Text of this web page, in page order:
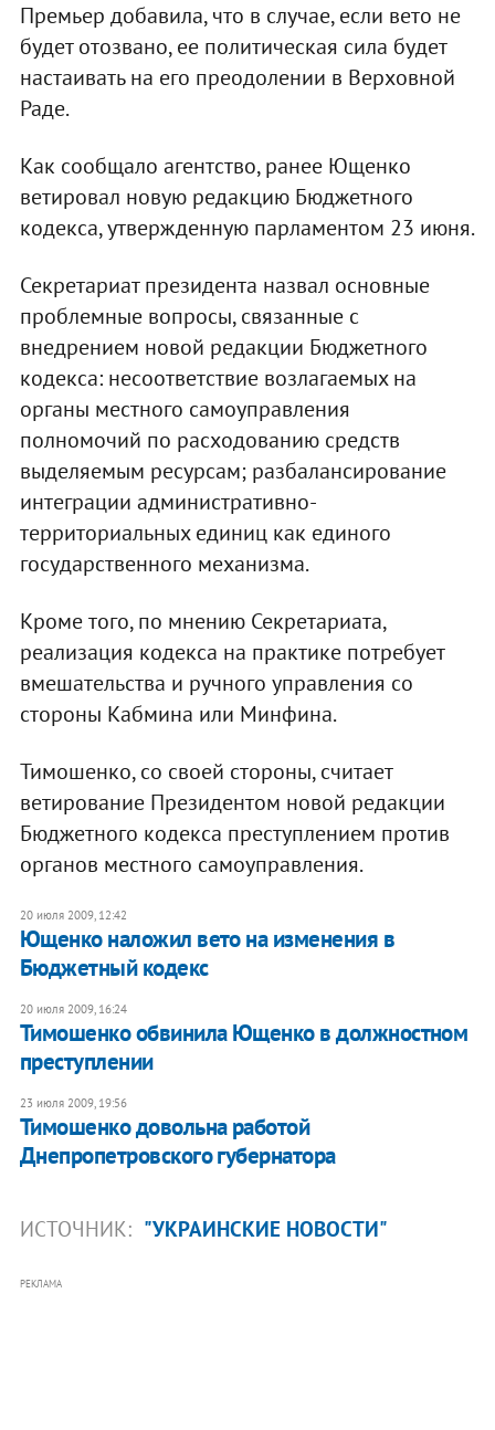
Премьер добавила, что в случае, если вето не
будет отозвано, ее политическая сила будет
настаивать на его преодолении в Верховной
Раде.
Как сообщало агентство, ранее Ющенко
ветировал новую редакцию Бюджетного
кодекса, утвержденную парламентом 23 июня.
Секретариат президента назвал основные
проблемные вопросы, связанные с
внедрением новой редакции Бюджетного
кодекса: несоответствие возлагаемых на
органы местного самоуправления
полномочий по расходованию средств
выделяемым ресурсам; разбалансирование
интеграции административно-
территориальных единиц как единого
государственного механизма.
Кроме того, по мнению Секретариата,
реализация кодекса на практике потребует
вмешательства и ручного управления со
стороны Кабмина или Минфина.
Тимошенко, со своей стороны, считает
ветирование Президентом новой редакции
Бюджетного кодекса преступлением против
органов местного самоуправления.
20 июля 2009, 12:42
Ющенко наложил вето на изменения в
Бюджетный кодекс
20 июля 2009, 16:24
Тимошенко обвинила Ющенко в должностном
преступлении
23 июля 2009, 19:56
Тимошенко довольна работой
Днепропетровского губернатора
ИСТОЧНИК: "УКРАИНСКИЕ НОВОСТИ"
РЕКЛАМА